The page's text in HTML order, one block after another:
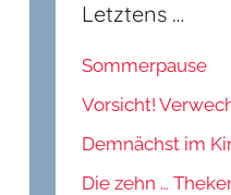
Letztens …
Sommerpause
Vorsicht!
Demnächst im
Die zehn …